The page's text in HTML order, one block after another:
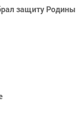
защиту Родины